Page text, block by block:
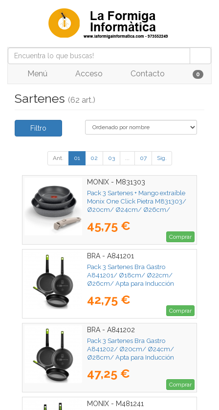
Menú Acceso Contacto 0
Sartenes (62 art.)
Filtro
Ant. 01 02 03 ... 07 Sig.
MONIX - M831303
Pack 3 Sartenes + Mango extraíble
Monix One Click Pietra M831303/
Ø20cm/ Ø24cm/ Ø26cm/
Inducción
45,75 €
Comprar
BRA - A841201
Pack 3 Sartenes Bra Gastro
A841201/ Ø18cm/ Ø22cm/
Ø26cm/ Apta para Inducción
42,75 €
Comprar
BRA - A841202
Pack 3 Sartenes Bra Gastro
A841202/ Ø20cm/ Ø24cm/
Ø28cm/ Apta para Inducción
47,25 €
Comprar
MONIX - M481241